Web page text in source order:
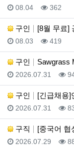
등록일
08.04 조회
362
구인 [8월 무료]
등록일
08.03 조회
419
구인 Sawgrass
등록일
2026.07.31 조
구인 [긴급채용]
등록일
2026.07.31
구직 [중국어 협
등록일
2026.07.29